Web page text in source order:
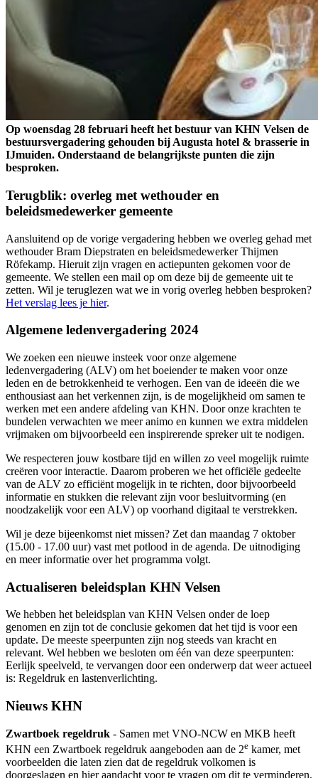
Op woensdag 28 februari heeft het bestuur van KHN Velsen de
bestuursvergadering gehouden bij Augusta hotel & brasserie in
IJmuiden. Onderstaand de belangrijkste punten die zijn
besproken.
Terugblik: overleg met wethouder en
beleidsmedewerker gemeente
Aansluitend op de vorige vergadering hebben we overleg gehad met
wethouder Bram Diepstraten en beleidsmedewerker Thijmen
Röfekamp. Hieruit zijn vragen en actiepunten gekomen voor de
gemeente. We stellen een mail op om deze bij de gemeente uit te
zetten. Wil je teruglezen wat we in vorig overleg hebben besproken?
Het verslag lees je hier.
Algemene ledenvergadering 2024
We zoeken een nieuwe insteek voor onze algemene
ledenvergadering (ALV) om het boeiender te maken voor onze
leden en de betrokkenheid te verhogen. Een van de ideeën die we
enthousiast aan het verkennen zijn, is de mogelijkheid om samen te
werken met een andere afdeling van KHN. Door onze krachten te
bundelen verwachten we meer animo en kunnen we extra middelen
vrijmaken om bijvoorbeeld een inspirerende spreker uit te nodigen.
We respecteren jouw kostbare tijd en willen zo veel mogelijk ruimte
creëren voor interactie. Daarom proberen we het officiële gedeelte
van de ALV zo efficiënt mogelijk in te richten, door bijvoorbeeld
informatie en stukken die relevant zijn voor besluitvorming (en
noodzakelijk voor een ALV) op voorhand digitaal te verstrekken.
Wil je deze bijeenkomst niet missen? Zet dan maandag 7 oktober
(15.00 - 17.00 uur) vast met potlood in de agenda. De uitnodiging
en meer informatie over het programma volgt.
Actualiseren beleidsplan KHN Velsen
We hebben het beleidsplan van KHN Velsen onder de loep
genomen en zijn tot de conclusie gekomen dat het tijd is voor een
update. De meeste speerpunten zijn nog steeds van kracht en
relevant. Wel hebben we besloten om één van deze speerpunten:
Eerlijk speelveld, te vervangen door een onderwerp dat weer actueel
is: Regeldruk en lastenverlichting.
Nieuws KHN
Zwartboek regeldruk - Samen met VNO-NCW en MKB heeft
KHN een Zwartboek regeldruk aangeboden aan de 2e kamer, met
voorbeelden die laten zien dat de regeldruk volkomen is
doorgeslagen en hier aandacht voor te vragen om dit te verminderen.